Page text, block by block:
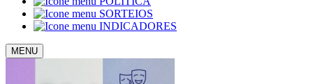
SORTEIOS
INDICADORES
MENU